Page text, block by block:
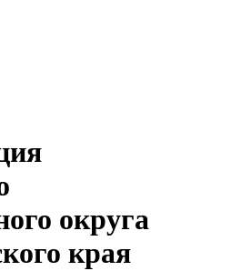
округа
края